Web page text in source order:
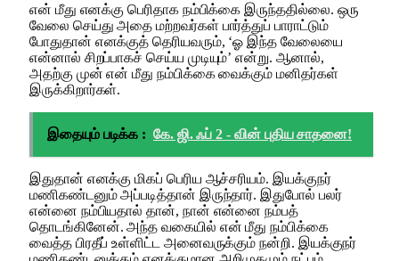
என் மீது எனக்கு பெரிதாக நம்பிக்கை இருந்ததில்லை. ஒரு
வேலை செய்து அதை மற்றவர்கள் பார்த்துப் பாராட்டும்
போதுதான் எனக்குத் தெரியவரும், ‘ஓ இந்த வேலையை
என்னால் சிறப்பாகச் செய்ய முடியும்’ என்று. ஆனால்,
அதற்கு முன் என் மீது நம்பிக்கை வைக்கும் மனிதர்கள்
இருக்கிறார்கள்.
இதையும் படிக்க : கே. ஜி. ஃப் 2 - வின் புதிய சாதனை!
இதுதான் எனக்கு மிகப் பெரிய ஆச்சரியம். இயக்குநர்
மணிகண்டனும் அப்படித்தான் இருந்தார். இதுபோல் பலர்
என்னை நம்பியதால் தான், நான் என்னை நம்பத்
தொடங்கினேன். அந்த வகையில் என் மீது நம்பிக்கை
வைத்த பிரதீப் உள்ளிட்ட அனைவருக்கும் நன்றி. இயக்குநர்